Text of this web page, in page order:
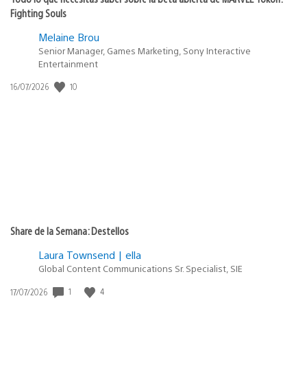
Fighting Souls
Melaine Brou
Senior Manager, Games Marketing, Sony Interactive
Entertainment
Fecha
16/07/2026 10
Share de la Semana: Destellos
Laura Townsend | ella
Global Content Communications Sr. Specialist, SIE
Fecha
17/07/2026 1 4